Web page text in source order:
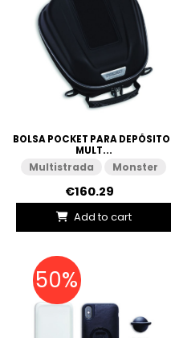
BOLSA POCKET PARA DEPÓSITO |
MULT...
Multistrada Monster
€160.29
Add to cart
50%